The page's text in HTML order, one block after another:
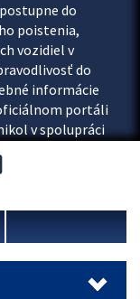
do
poistenia,
vozidiel v
do
informácie
portáli
v spolupráci
vnútra SR.